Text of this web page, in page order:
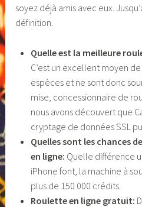
soyez déjà amis avec eux.
définition.
Quelle est la meilleure
C’est un excellent moyen
espèces et ne sont donc
mise, concessionnaire de
nous avons découvert que
cryptage de données SSL
Quelles sont les chances
en ligne: Quelle différence
iPhone font, la machine à
plus de 150 000 crédits.
Roulette en ligne gratuit: